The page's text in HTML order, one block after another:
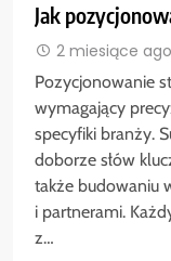
Jak
2 miesiące ago
Pozycjonowanie
wymagający
specyfiki branży.
doborze słów
także budowaniu
i partnerami.
z…